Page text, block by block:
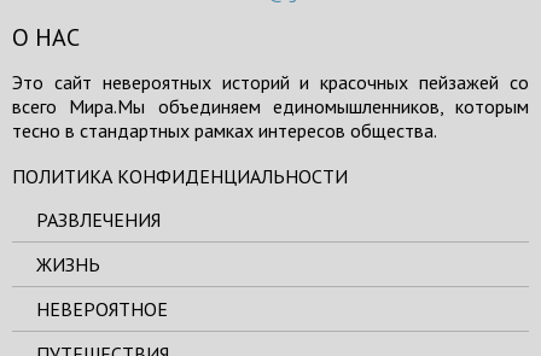
О НАС
Это сайт невероятных историй и красочных пейзажей со
всего Мира.Мы объединяем единомышленников, которым
тесно в стандартных рамках интересов общества.
ПОЛИТИКА КОНФИДЕНЦИАЛЬНОСТИ
РАЗВЛЕЧЕНИЯ
ЖИЗНЬ
НЕВЕРОЯТНОЕ